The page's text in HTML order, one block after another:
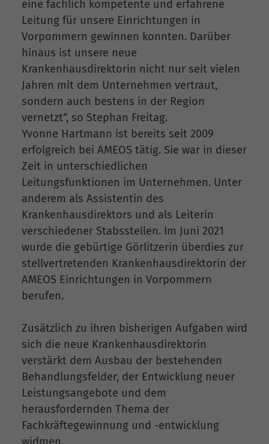
eine fachlich kompetente und erfahrene
Leitung für unsere Einrichtungen in
Vorpommern gewinnen konnten. Darüber
hinaus ist unsere neue
Krankenhausdirektorin nicht nur seit vielen
Jahren mit dem Unternehmen vertraut,
sondern auch bestens in der Region
vernetzt“, so Stephan Freitag.
Yvonne Hartmann ist bereits seit 2009
erfolgreich bei AMEOS tätig. Sie war in dieser
Zeit in unterschiedlichen
Leitungsfunktionen im Unternehmen. Unter
anderem als Assistentin des
Krankenhausdirektors und als Leiterin
verschiedener Stabsstellen. Im Juni 2021
wurde die gebürtige Görlitzerin überdies zur
stellvertretenden Krankenhausdirektorin der
AMEOS Einrichtungen in Vorpommern
berufen.
Zusätzlich zu ihren bisherigen Aufgaben wird
sich die neue Krankenhausdirektorin
verstärkt dem Ausbau der bestehenden
Behandlungsfelder, der Entwicklung neuer
Leistungsangebote und dem
herausfordernden Thema der
Fachkräftegewinnung und -entwicklung